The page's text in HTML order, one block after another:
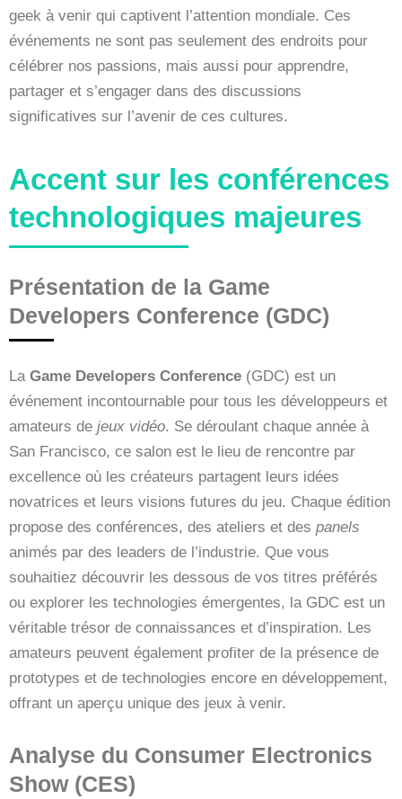
geek à venir qui captivent l’attention mondiale. Ces
événements ne sont pas seulement des endroits pour
célébrer nos passions, mais aussi pour apprendre,
partager et s’engager dans des discussions
significatives sur l’avenir de ces cultures.
Accent sur les conférences
technologiques majeures
Présentation de la Game
Developers Conference (GDC)
La Game Developers Conference (GDC) est un
événement incontournable pour tous les développeurs et
amateurs de jeux vidéo. Se déroulant chaque année à
San Francisco, ce salon est le lieu de rencontre par
excellence où les créateurs partagent leurs idées
novatrices et leurs visions futures du jeu. Chaque édition
propose des conférences, des ateliers et des panels
animés par des leaders de l’industrie. Que vous
souhaitiez découvrir les dessous de vos titres préférés
ou explorer les technologies émergentes, la GDC est un
véritable trésor de connaissances et d’inspiration. Les
amateurs peuvent également profiter de la présence de
prototypes et de technologies encore en développement,
offrant un aperçu unique des jeux à venir.
Analyse du Consumer Electronics
Show (CES)